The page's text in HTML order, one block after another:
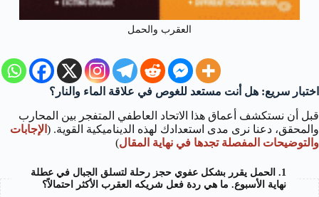
العقرب والحمل
اختبار سريع: هل أنت مستعد للغوص في علاقة الماء والنار؟
قبل أن نستكشف أعماق هذا الاتحاد العاطفي المتفجر بين المحارب
والمحقق، دعنا نرى مدى استعدادك لهذه الديناميكية القوية. ( الإجابات
والتوضيحات المفصلة تجدها في نهاية المقال)
1. الحمل يقرر بشكل عفوي حجز رحلة لتسلق الجبال في عطلة
نهاية الأسبوع. ما هي ردة فعل شريكه العقرب الأكثر احتمالاً؟